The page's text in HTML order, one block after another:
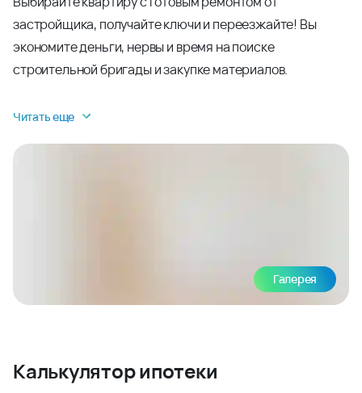
застройщика, получайте ключи и переезжайте! Вы
экономите деньги, нервы и время на поиске
строительной бригады и закупке материалов.
Читать еще
Галерея
Калькулятор ипотеки